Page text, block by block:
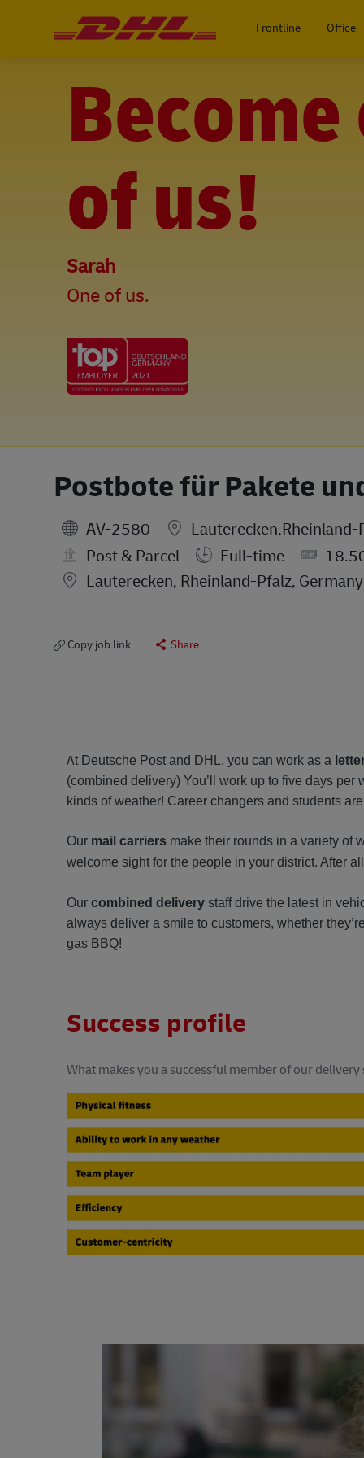
Frontline Office
Become
of us!
Sarah
One of us.
Postbote für Pakete
AV-2580
Lauterecken,Rheinland-
Post & Parcel
Full-time
Location
Lauterecken, Rheinland-Pfalz, Germany
Copy job link Share
At Deutsche Post and DHL, you can work as a
(combined delivery) You’ll work up to five days
kinds of weather! Career changers and students
Our mail carriers make their rounds in a variety of
welcome sight for the people in your district. After
Our combined delivery staff drive the latest in
always deliver a smile to customers, whether
gas BBQ!
Success profile
What makes you a successful member of our delivery